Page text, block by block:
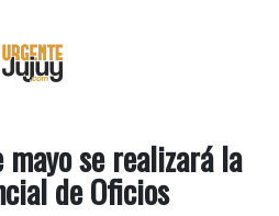
se realizará la
de Oficios